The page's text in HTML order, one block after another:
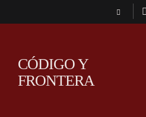
CÓDIGO Y
FRONTERA